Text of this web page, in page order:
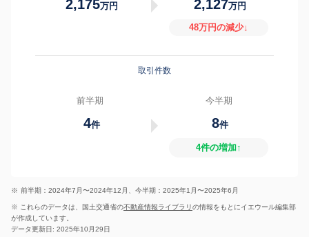
2,175万円 2,127万円
48万円の減少↓
取引件数
前半期
4件
今半期
8件
4件の増加↑
※ 前半期：2024年7月〜2024年12月、今半期：2025年1月〜2025年6月
※ これらのデータは、国土交通省の不動産情報ライブラリの情報をもとにイエウール編集部
が作成しています。
データ更新日: 2025年10月29日